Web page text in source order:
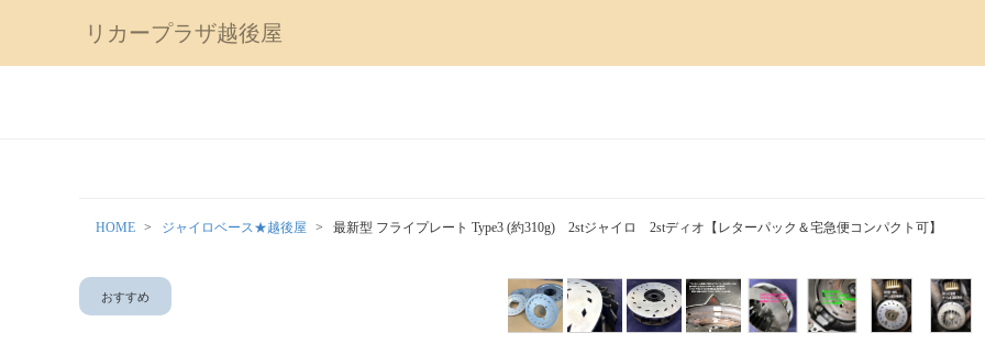
リカープラザ越後屋
HOME ジャイロベース★越後屋 最新型 フライプレート Type3 (約310g) 2stジャイロ 2stディオ【レターパック＆宅急便コンパクト可】